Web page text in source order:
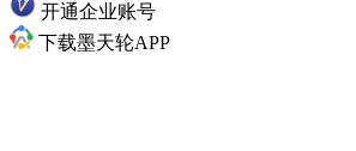
开通企业账号
下载墨天轮APP